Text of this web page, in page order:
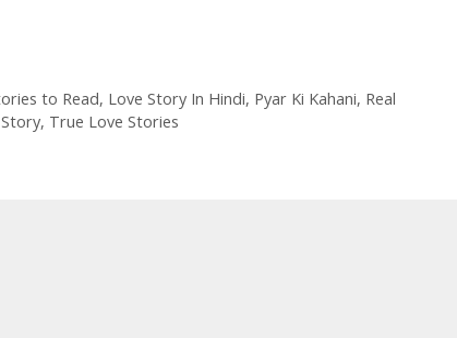
to Read, Love Story In Hindi, Pyar Ki Kahani, Real
, True Love Stories